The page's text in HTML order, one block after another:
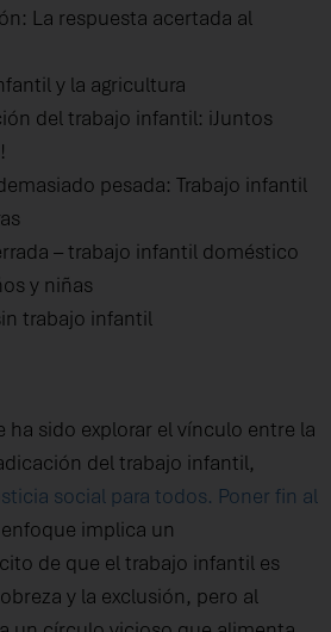
La respuesta acertada al
y la agricultura
del trabajo infantil: iJuntos
pesada: Trabajo infantil
– trabajo infantil doméstico
y niñas
trabajo infantil
ha sido explorar el vínculo entre la
del trabajo infantil,
social para todos. Poner fin al
enfoque implica un
de que el trabajo infantil es
y la exclusión, pero al